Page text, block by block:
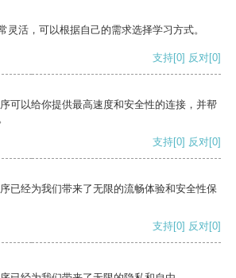
灵活，可以根据自己的需求选择学习方式。
支持[0] 反对[0]
可以给你提供最高速度和安全性的连接，并帮
支持[0] 反对[0]
已经为我们带来了无限的流畅体验和安全性保
支持[0] 反对[0]